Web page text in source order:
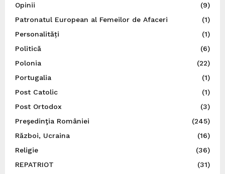
Opinii
(9)
Patronatul European al Femeilor de Afaceri
(1)
Personalități
(1)
Politică
(6)
Polonia
(22)
Portugalia
(1)
Post Catolic
(1)
Post Ortodox
(3)
Preşedinţia României
(245)
Război, Ucraina
(16)
Religie
(36)
REPATRIOT
(31)